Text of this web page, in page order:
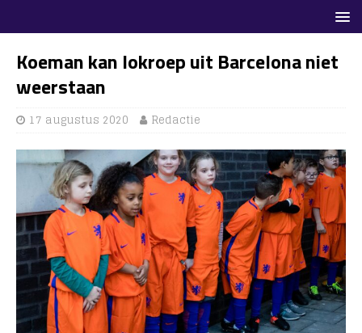
Koeman kan lokroep uit Barcelona niet
weerstaan
17 augustus 2020 Redactie